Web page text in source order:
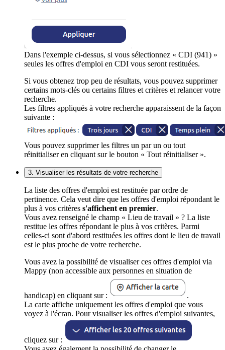
Dans l'exemple ci-dessus, si vous sélectionnez « CDI (941) »
seules les offres d'emploi en CDI vous seront restituées.
Si vous obtenez trop peu de résultats, vous pouvez supprimer
certains mots-clés ou certains filtres et critères et relancer votre
recherche.
Les filtres appliqués à votre recherche apparaissent de la façon
suivante :
Vous pouvez supprimer les filtres un par un ou tout
réinitialiser en cliquant sur le bouton « Tout réinitialiser ».
3. Visualiser les résultats de votre recherche
La liste des offres d'emploi est restituée par ordre de
pertinence. Cela veut dire que les offres d'emploi répondant le
plus à vos critères s'affichent en premier.
Vous avez renseigné le champ « Lieu de travail » ? La liste
restitue les offres répondant le plus à vos critères. Parmi
celles-ci sont d'abord restituées les offres dont le lieu de travail
est le plus proche de votre recherche.
Vous avez la possibilité de visualiser ces offres d'emploi via
Mappy (non accessible aux personnes en situation de
handicap) en cliquant sur :
.
La carte affiche uniquement les offres d'emploi que vous
voyez à l'écran. Pour visualiser les offres d'emploi suivantes,
cliquez sur :